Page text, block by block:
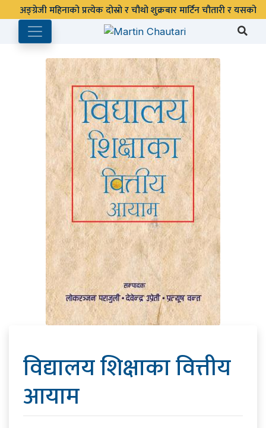
विद्यालय शिक्षाका वित्तीय
आयाम